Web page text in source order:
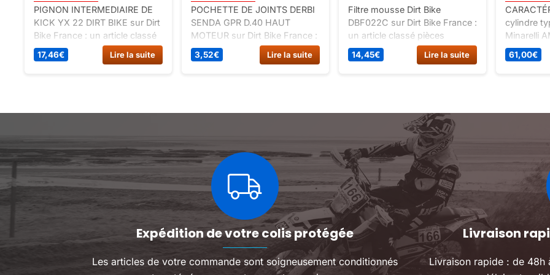
PIGNON INTERMEDIAIRE DE
KICK YX 22 DIRT BIKE sur Dirt
Bike France : un article classé
pièces détachées dirt bike,
spécial moteur haut et bas
17,46€ Lire la suite
POCHETTE DE JOINTS DERBI
SENDA GPR D.40 HAUT
MOTEUR sur Dirt Bike France :
un article classé destockage.
3,52€ Lire la suite
Filtre mousse Dirt Bike
DBF022C sur Dirt Bike France :
un article classé pièces
détachées dirt bike, spécial
carburation-filtres.
14,45€ Lire la suite
cylindre
Minarelli
Type
ECE Axe
40 mm
61,00€
Expédition de votre colis protégée
Les articles de votre commande sont soigneusement conditionnés
Livraison
Livraison rapide : de 48h